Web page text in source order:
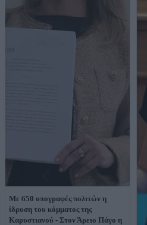
Με 650 υπογραφές πολιτών η
ίδρυση του κόμματος της
Καρυστιανού - Στον Άρειο Πάγο η